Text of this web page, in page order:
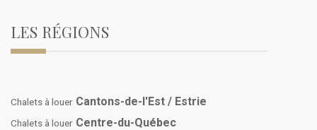
LES RÉGIONS
Chalets à louer Cantons-de-l'Est / Estrie
Chalets à louer Centre-du-Québec